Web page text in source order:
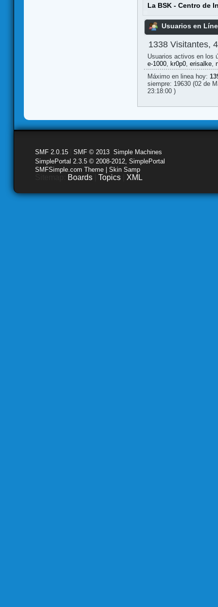
La BSK - Centro de
Usuarios en
1338 Visitantes,
Usuarios activos en los
e-1000, kr0p0, erisalke,
Máximo en linea hoy:
siempre: 19630 (02 de
23:18:00 )
SMF 2.0.15 SMF © 2013 Simple Machines
SimplePortal 2.3.5 © 2008-2012, SimplePortal
SMFSimple.com Theme | Skin Samp
Boards Topics XML